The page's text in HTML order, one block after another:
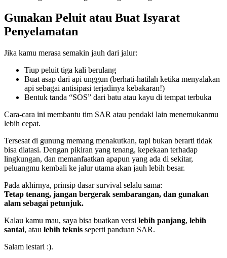
Gunakan Peluit atau Buat Isyarat
Penyelamatan
Jika kamu merasa semakin jauh dari jalur:
Tiup peluit tiga kali berulang
Buat asap dari api unggun (berhati-hatilah ketika menyalakan
api sebagai antisipasi terjadinya kebakaran!)
Bentuk tanda “SOS” dari batu atau kayu di tempat terbuka
Cara-cara ini membantu tim SAR atau pendaki lain menemukanmu
lebih cepat.
Tersesat di gunung memang menakutkan, tapi bukan berarti tidak
bisa diatasi. Dengan pikiran yang tenang, kepekaan terhadap
lingkungan, dan memanfaatkan apapun yang ada di sekitar,
peluangmu kembali ke jalur utama akan jauh lebih besar.
Pada akhirnya, prinsip dasar survival selalu sama:
Tetap tenang, jangan bergerak sembarangan, dan gunakan
alam sebagai petunjuk.
Kalau kamu mau, saya bisa buatkan versi lebih panjang, lebih
santai, atau lebih teknis seperti panduan SAR.
Salam lestari :).